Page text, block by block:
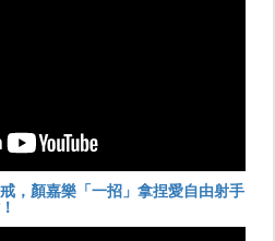
，顏嘉樂「一招」拿捏愛自由射手